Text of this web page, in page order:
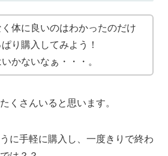
体に良いのはわかったのだけ
り購入してみよう！
かないなぁ・・・。
くさんいると思います。
に手軽に購入し、一度きりで終わ